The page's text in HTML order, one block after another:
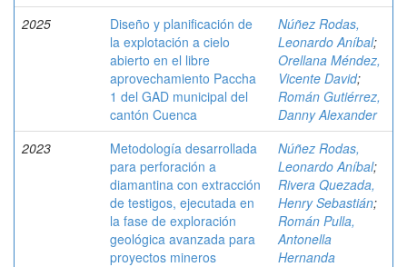
2025
Diseño y planificación de
la explotación a cielo
abierto en el libre
aprovechamiento Paccha
1 del GAD municipal del
cantón Cuenca
Núñez Rodas,
Leonardo Aníbal;
Orellana Méndez,
Vicente David;
Román Gutiérrez,
Danny Alexander
2023
Metodología desarrollada
para perforación a
diamantina con extracción
de testigos, ejecutada en
la fase de exploración
geológica avanzada para
proyectos mineros
Núñez Rodas,
Leonardo Aníbal;
Rivera Quezada,
Henry Sebastián;
Román Pulla,
Antonella
Hernanda